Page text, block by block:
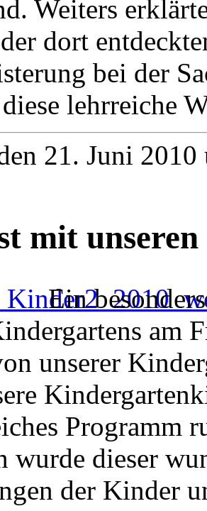
Weiters
dort
bei der
lehrreiche
21. Juni
mit
Ein
am
unserer
Programm
wurde dieser
der Kinder